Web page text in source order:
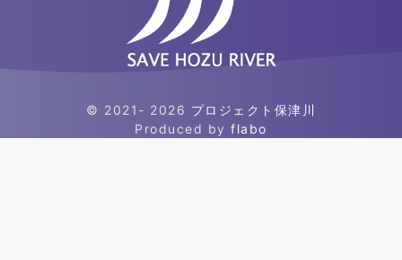
© 2021- 2026 プロジェクト保津川
Produced byflabo